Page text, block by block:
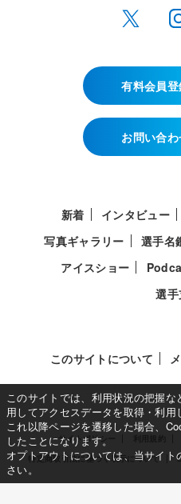
有料会員
お問い合
新着 インタビュー
写真ギャラリー
選手名
アイスショー
選
このサイトについて
サイトポリシー
特定商取引法に基づく表示について
このサイトでは、利用状況の把握
用してアクセスデータを取得・利用
これ以降ページを遷移した場合、
したことになります。
オプトアウトについては、当サイト
さい。